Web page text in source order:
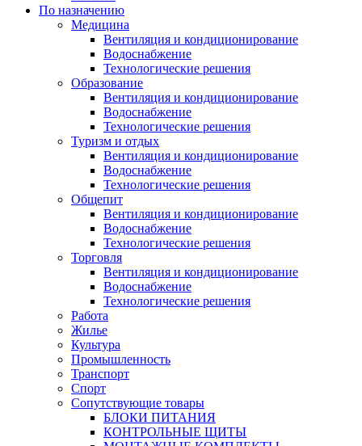
По назначению
Медицина
Вентиляция и кондиционирование
Водоснабжение
Технологические решения
Образование
Вентиляция и кондиционирование
Водоснабжение
Технологические решения
Туризм и отдых
Вентиляция и кондиционирование
Водоснабжение
Технологические решения
Общепит
Вентиляция и кондиционирование
Водоснабжение
Технологические решения
Торговля
Вентиляция и кондиционирование
Водоснабжение
Технологические решения
Работа
Жилье
Культура
Промышленность
Транспорт
Спорт
Сопутствующие товары
БЛОКИ ПИТАНИЯ
КОНТРОЛЬНЫЕ ЩИТЫ